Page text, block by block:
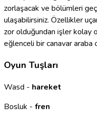
zorlaşacak ve bölümleri
ulaşabilirsiniz. Özellikler
zor olduğundan işler kolay
eğlenceli bir canavar araba
Oyun Tuşları
Wasd - hareket
Bosluk - fren